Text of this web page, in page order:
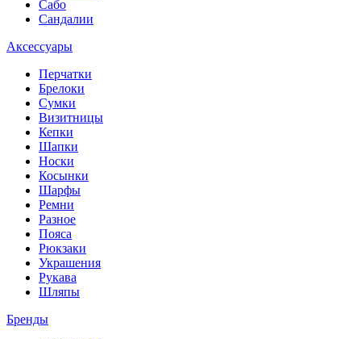
Сабо
Сандалии
Аксессуары
Перчатки
Брелоки
Сумки
Визитницы
Кепки
Шапки
Носки
Косынки
Шарфы
Ремни
Разное
Пояса
Рюкзаки
Украшения
Рукава
Шляпы
Бренды